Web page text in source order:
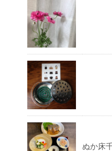
ぬか床